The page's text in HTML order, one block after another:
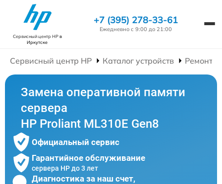
Сервисный центр HPв
Иркутске
+7 (395) 278-33-61
Ежедневно с 9:00 до 21:00
Сервисный центр HP Каталог устройств Ремонт
Замена оперативной памяти
сервера
HP Proliant ML310E Gen8
Официальный сервис
Гарантийное обслуживание
сервера HP до 3 лет
Диагностика за наш счет,